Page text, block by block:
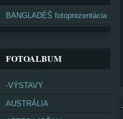
BANGLADÉŠ fotoprezentácia
FOTOALBUM
-VÝSTAVY
AUSTRÁLIA